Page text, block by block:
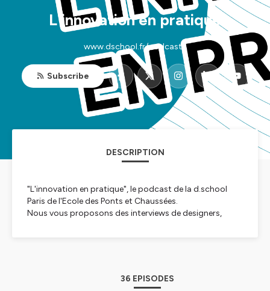
L'innovation en pratique
www.dschool.fr/podcasts
Subscribe
DESCRIPTION
"L'innovation en pratique", le podcast de la d.school
Paris de l'Ecole des Ponts et Chaussées.
Nous vous proposons des interviews de designers,
Notre objectif est de vous projeter dans l'application
de méthodes d'innovation à travers des histoires
36 EPISODES